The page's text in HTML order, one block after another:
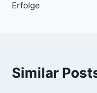
Erfolge
Similar